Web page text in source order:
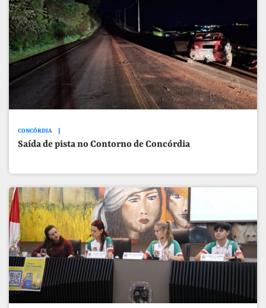
CONCÓRDIA
Saída de pista no Contorno de Concórdia